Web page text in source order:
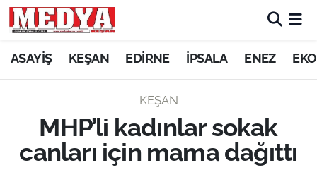
ASAYİŞ KEŞAN EDİRNE İPSALA ENEZ
KEŞAN
MHP’li kadınlar sokak
canları için mama dağıttı
KEŞAN
ASAYİŞ
SİYASET